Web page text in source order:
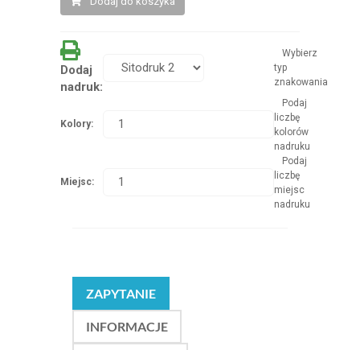
Dodaj
nadruk:
Wybierz
typ
znakowania
Kolory:
Podaj
liczbę
kolorów
nadruku
Miejsc:
Podaj
liczbę
miejsc
nadruku
ZAPYTANIE
INFORMACJE